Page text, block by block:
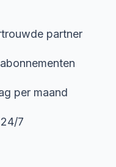
partner
per maand
7